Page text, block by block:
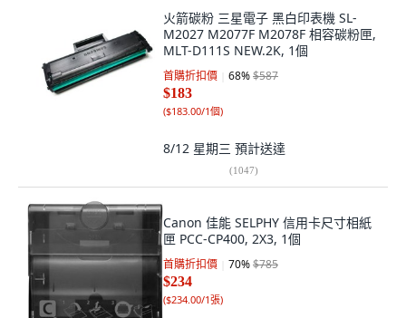
火箭碳粉 三星電子 黑白印表機 SL-
M2027 M2077F M2078F 相容碳粉匣,
MLT-D111S NEW.2K, 1個
首購折扣價 68%$587
$183
($183.00/1個)
8/12 星期三 預計送達
(1047)
Canon 佳能 SELPHY 信用卡尺寸相紙
匣 PCC-CP400, 2X3, 1個
首購折扣價 70%$785
$234
($234.00/1張)